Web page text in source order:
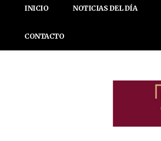
INICIO NOTICIAS DEL DÍA
CONTACTO